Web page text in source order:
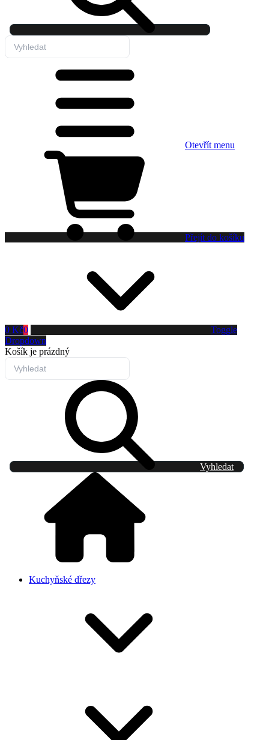
Otevřít menu
Přejít do košíku
0 Kč0
Toggle
Dropdown
Košík je prázdný
Vyhledat
Kuchyňské dřezy